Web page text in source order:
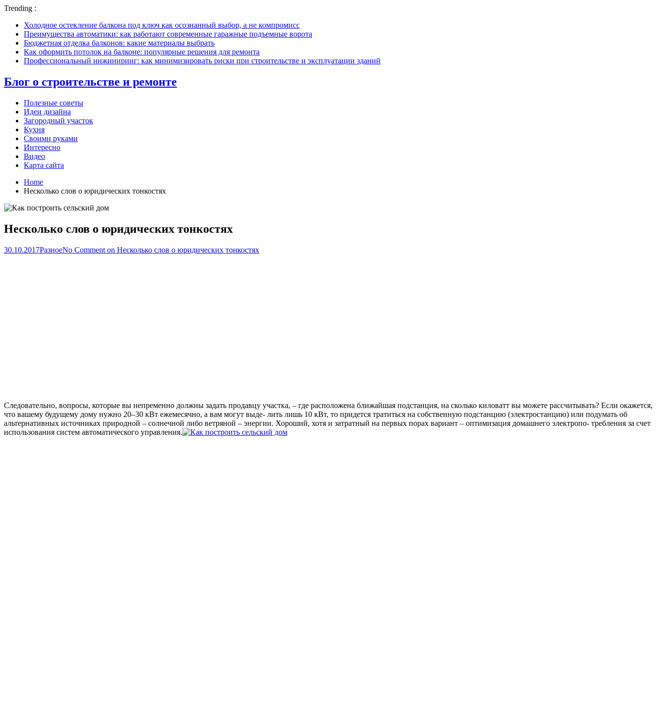
Trending :
Холодное остекление балкона под ключ как осознанный выбор, а не компромисс
Преимущества автоматики: как работают современные гаражные подъемные ворота
Бюджетная отделка балконов: какие материалы выбрать
Как оформить потолок на балконе: популярные решения для ремонта
Профессиональный инжиниринг: как минимизировать риски при строительстве и эксплуатации зданий
Блог о строительстве и ремонте
Полезные советы
Идеи дизайна
Загородный участок
Кухня
Своими руками
Интересно
Видео
Карта сайта
Home
Несколько слов о юридических тонкостях
Несколько слов о юридических тонкостях
30.10.2017РазноеNo Comment on Несколько слов о юридических тонкостях
Следовательно, вопросы, которые вы непременно должны задать продавцу участка, – где расположена ближайшая подстанция, на сколько киловатт вы можете рассчитывать? Если окажется,
что вашему будущему дому нужно 20–30 кВт ежемесячно, а вам могут выде- лить лишь 10 кВт, то придется тратиться на собственную подстанцию (электростанцию) или подумать об
альтернативных источниках природной – солнечной либо ветряной – энергии. Хороший, хотя и затратный на первых порах вариант – оптимизация домашнего электропо- требления за счет
использования систем автоматического управления.